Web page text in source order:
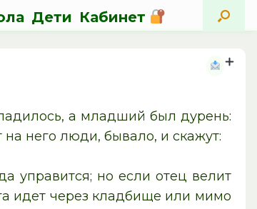
Дети Кабинет
а младший был дурень:
него люди, бывало, и скажут:
управится; но если отец велит
идет через кладбище или мимо